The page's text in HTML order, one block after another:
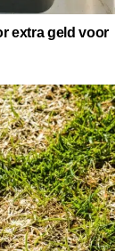
extra geld voor